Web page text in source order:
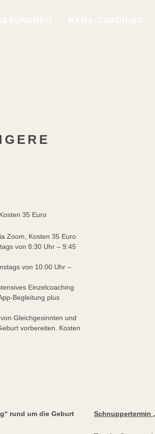
35 Euro
Zoom, Kosten 35 Euro
von 8:30 Uhr – 9:45
von 10:00 Uhr –
Einzelcoaching
Begleitung plus
Gleichgesinnten und
vorbereiten. Kosten
rund um die Geburt Schnuppertermin